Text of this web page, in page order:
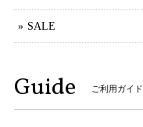
SALE
Guide ご利用ガイド